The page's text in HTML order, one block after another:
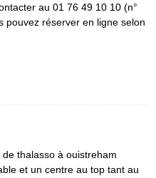
au 01 76 49 10 10 (n°
pouvez réserver en ligne selon
de thalasso à ouistreham
et un centre au top tant au